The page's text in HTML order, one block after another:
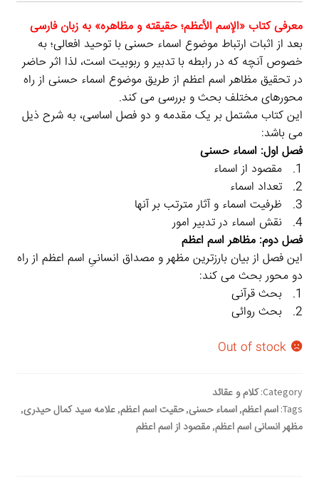
معرفی کتاب «الإسم الأعظم؛ حقيقته و مظاهره» به زبان فارسی
بعد از اثبات ارتباط موضوع اسماء حسنی با توحید افعالی؛ به
خصوص آنچه که در رابطه با تدبیر و ربوبیت است، لذا اثر حاضر
در تحقیق مظاهر اسم اعظم از طریق موضوع اسماء حسنی از راه
محورهای مختلف بحث و بررسی می کند.
این کتاب مشتمل بر یک مقدمه و دو فصل اساسی، به شرح ذیل
می باشد:
فصل اول: اسماء حسنی
1. مقصود از اسماء
2. تعداد اسماء
3. ظرفیت اسماء و آثار مترتب بر آنها
4. نقش اسماء در تدبیر امور
فصل دوم: مظاهر اسم اعظم
این فصل از بیان بارزترین مظهر و مصداق انسانیِ اسم اعظم از راه
دو محور بحث می کند:
1. بحث قرآنی
2. بحث روائی
Out of stock
Category: کلام و عقائد
Tags: اسم اعظم, اسماء حسنی,حقیت اسم اعظم, علامه سید کمال حیدری,
مظهر انسانی اسم اعظم, مقصود از اسم اعظم